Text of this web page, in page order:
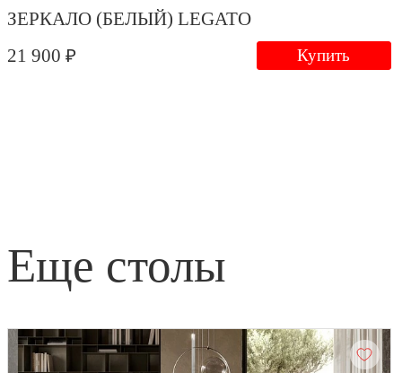
ЗЕРКАЛО (БЕЛЫЙ) LEGATO
21 900 ₽
Купить
еще столы